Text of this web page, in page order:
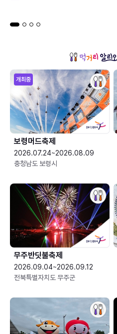
개최중
보령머드축제
2026.07.24~2026.08.09
충청남도 보령시
무주반딧불축제
2026.09.04~2026.09.12
전북특별자치도 무주군